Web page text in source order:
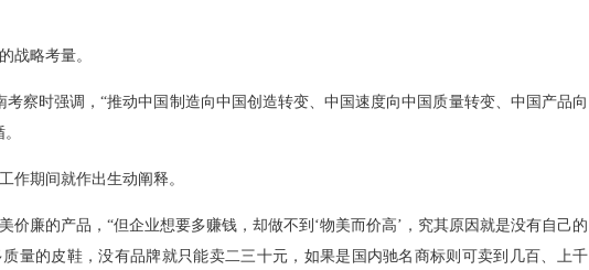
略考量。
察时强调，“推动中国制造向中国创造转变、中国速度向中国质量转变、中国产品向
期间就作出生动阐释。
廉的产品，“但企业想要多赚钱，却做不到‘物美而价高’，究其原因就是没有自己的
量的皮鞋，没有品牌就只能卖二三十元，如果是国内驰名商标则可卖到几百、上千